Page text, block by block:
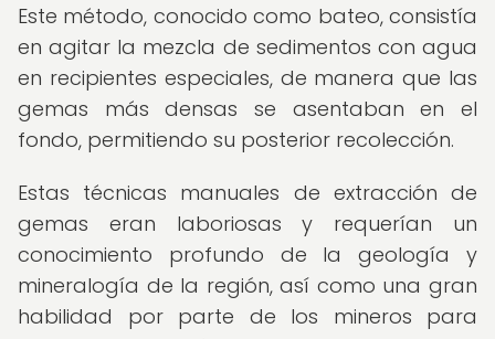
Este método, conocido como bateo, consistía
en agitar la mezcla de sedimentos con agua
en recipientes especiales, de manera que las
gemas más densas se asentaban en el
fondo, permitiendo su posterior recolección.
Estas técnicas manuales de extracción de
gemas eran laboriosas y requerían un
conocimiento profundo de la geología y
mineralogía de la región, así como una gran
habilidad por parte de los mineros para